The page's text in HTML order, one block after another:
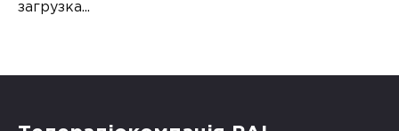
загрузка...